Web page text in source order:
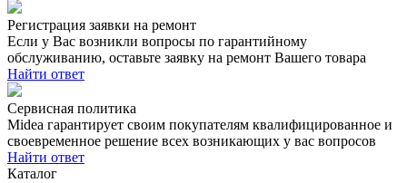
Регистрация заявки на ремонт
Если у Вас возникли вопросы по гарантийному
обслуживанию, оставьте заявку на ремонт Вашего товара
Найти ответ
Сервисная политика
Midea гарантирует своим покупателям квалифицированное и
своевременное решение всех возникающих у вас вопросов
Найти ответ
Каталог